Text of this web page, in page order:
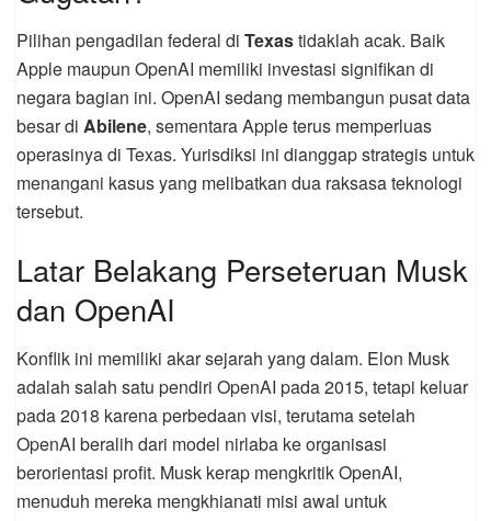
Pilihan pengadilan federal di Texastidaklah acak. Baik
Apple maupun OpenAI memiliki investasi signifikan di
negara bagian ini. OpenAI sedang membangun pusat data
besar di Abilene, sementara Apple terus memperluas
operasinya di Texas. Yurisdiksi ini dianggap strategis untuk
menangani kasus yang melibatkan dua raksasa teknologi
tersebut.
Latar Belakang Perseteruan Musk
dan OpenAI
Konflik ini memiliki akar sejarah yang dalam. Elon Musk
adalah salah satu pendiri OpenAI pada 2015, tetapi keluar
pada 2018 karena perbedaan visi, terutama setelah
OpenAI beralih dari model nirlaba ke organisasi
berorientasi profit. Musk kerap mengkritik OpenAI,
menuduh mereka mengkhianati misi awal untuk